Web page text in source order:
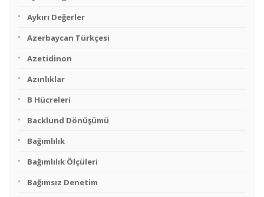
Aykırı Değerler
Azerbaycan Türkçesi
Azetidinon
Azınlıklar
B Hücreleri
Backlund Dönüşümü
Bağımlılık
Bağımlılık Ölçüleri
Bağımsız Denetim